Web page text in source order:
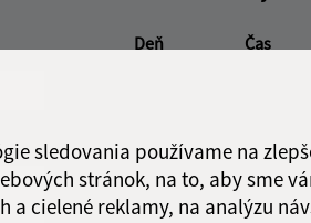
sledovania používame na
stránok, na to, aby sme
a cielené reklamy, na analýzu
Deň
Čas
Štvrtok:
Piatok:
7:30 -